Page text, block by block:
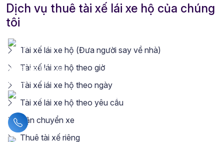
Dịch vụ thuê tài xế lái xe hộ của chúng
tôi
Tài xế lái xe hộ (Đưa người say về nhà)
Tài xế lái xe hộ theo giờ
Tài xế lái xe hộ theo ngày
Tài xế lái xe hộ theo yêu cầu
Vận chuyển xe
Thuê tài xế riêng
Liên hệ hotline